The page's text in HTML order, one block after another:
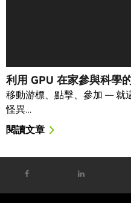
利用 GPU 在家參與科學
移動游標、點擊、參加 — 就
怪異…
閱讀文章